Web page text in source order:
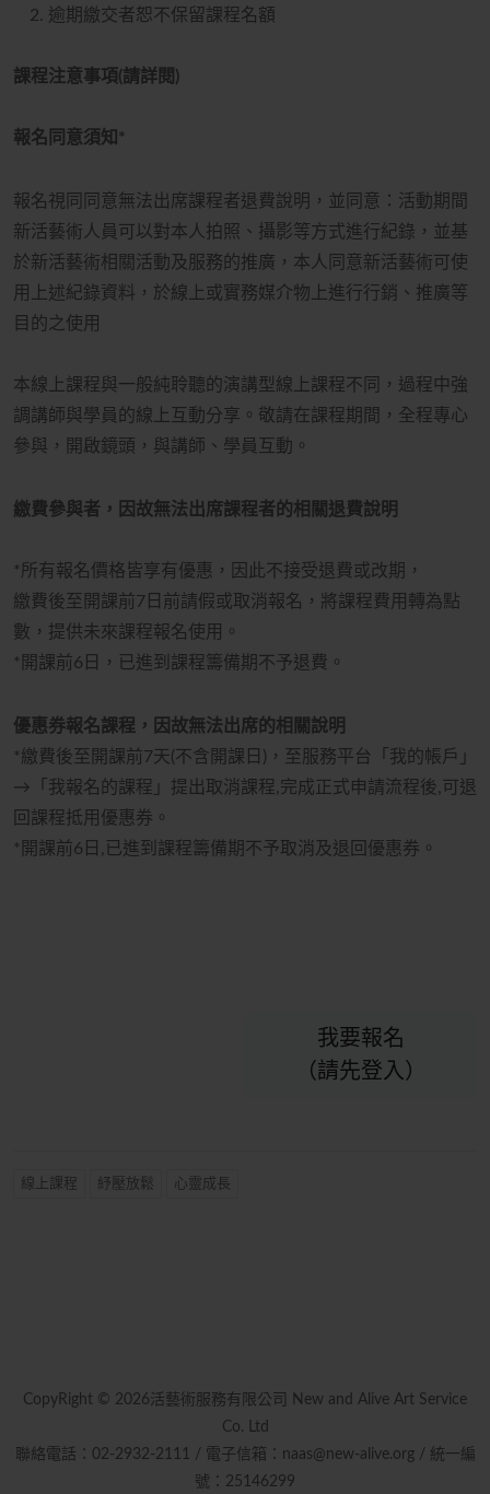
逾期繳交者恕不保留課程名額
課程注意事項(請詳閱)
報名同意須知*
報名視同同意無法出席課程者退費說明，並同意：活動期間
新活藝術人員可以對本人拍照、攝影等方式進行紀錄，並基
於新活藝術相關活動及服務的推廣，本人同意新活藝術可使
用上述紀錄資料，於線上或實務媒介物上進行行銷、推廣等
目的之使用
本線上課程與一般純聆聽的演講型線上課程不同，過程中強
調講師與學員的線上互動分享。敬請在課程期間，全程專心
參與，開啟鏡頭，與講師、學員互動。
繳費參與者，因故無法出席課程者的相關退費說明
*所有報名價格皆享有優惠，因此不接受退費或改期，
繳費後至開課前7日前請假或取消報名，將課程費用轉為點
數，提供未來課程報名使用。
*開課前6日，已進到課程籌備期不予退費。
優惠券報名課程，因故無法出席的相關說明
*繳費後至開課前7天(不含開課日)，至服務平台「我的帳戶」
→「我報名的課程」提出取消課程,完成正式申請流程後,可退
回課程抵用優惠券。
*開課前6日,已進到課程籌備期不予取消及退回優惠券。
我要報名
（請先登入）
線上課程 紓壓放鬆 心靈成長
CopyRight © 2026活藝術服務有限公司 New and Alive Art Service
Co. Ltd
聯絡電話：02-2932-2111 / 電子信箱：naas@new-alive.org / 統一編
號：25146299